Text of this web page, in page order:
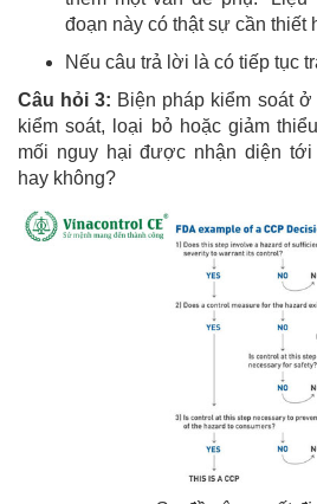
đoạn này có thật sự cần thiết
Nếu câu trả lời là có tiếp tục
Câu hỏi 3: Biện pháp kiểm soát
kiểm soát, loại bỏ hoặc giảm
mối nguy hại được nhận diện
hay không?